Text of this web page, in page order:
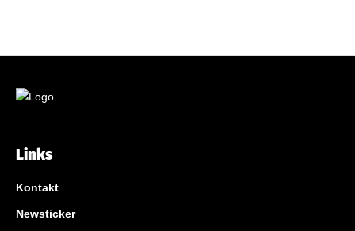
Links
Kontakt
Newsticker